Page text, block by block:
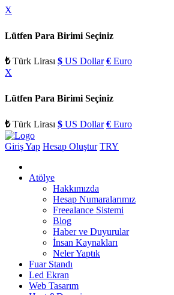
X
Lütfen Para Birimi Seçiniz
₺Türk Lirası $ US Dollar € Euro
X
Lütfen Para Birimi Seçiniz
₺Türk Lirası $ US Dollar € Euro
Giriş Yap Hesap Oluştur TRY
Atölye
Hakkımızda
Hesap Numaralarımız
Freealance Sistemi
Blog
Haber ve Duyurular
İnsan Kaynakları
Neler Yaptık
Fuar Standı
Led Ekran
Web Tasarım